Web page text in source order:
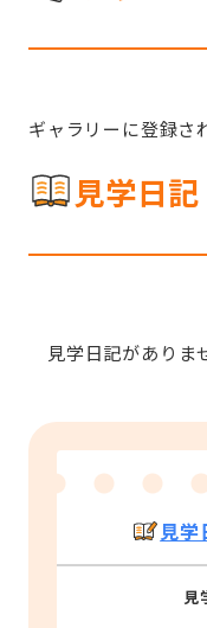
ギャラリーに登録さ
見学日記
見学日記がありま
見学
見